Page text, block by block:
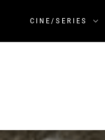
CINE/SERIES